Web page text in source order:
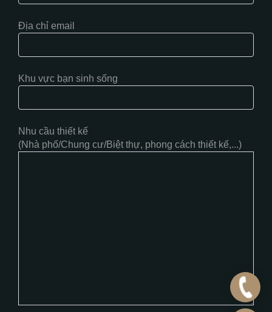
Địa chỉ email
Khu vực bạn sinh sống
Nhu cầu thiết kế
(Nhà phố/Chung cư/Biệt thự, phong cách thiết kế,...)